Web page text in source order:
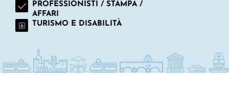
PROFESSIONISTI / STAMPA /
AFFARI
TURISMO E DISABILITÀ